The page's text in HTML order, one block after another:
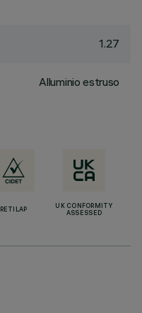
1.27
Alluminio estruso
RETILAP
UK CONFORMITY
ASSESSED